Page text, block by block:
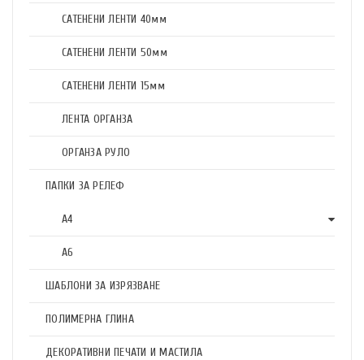
САТЕНЕНИ ЛЕНТИ 40мм
САТЕНЕНИ ЛЕНТИ 50мм
САТЕНЕНИ ЛЕНТИ 15мм
ЛЕНТА ОРГАНЗА
ОРГАНЗА РУЛО
ПАПКИ ЗА РЕЛЕФ
А4
А6
ШАБЛОНИ ЗА ИЗРЯЗВАНЕ
ПОЛИМЕРНА ГЛИНА
ДЕКОРАТИВНИ ПЕЧАТИ И МАСТИЛА